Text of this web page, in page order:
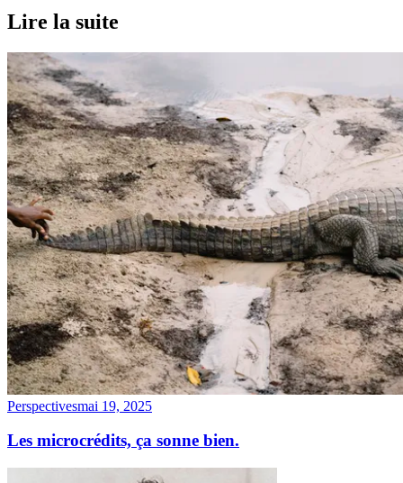
Lire la suite
Perspectivesmai 19, 2025
Les microcrédits, ça sonne bien.